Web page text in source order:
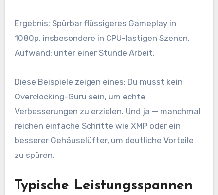
Ergebnis: Spürbar flüssigeres Gameplay in
1080p, insbesondere in CPU-lastigen Szenen.
Aufwand: unter einer Stunde Arbeit.
Diese Beispiele zeigen eines: Du musst kein
Overclocking-Guru sein, um echte
Verbesserungen zu erzielen. Und ja — manchmal
reichen einfache Schritte wie XMP oder ein
besserer Gehäuselüfter, um deutliche Vorteile
zu spüren.
Typische Leistungsspannen